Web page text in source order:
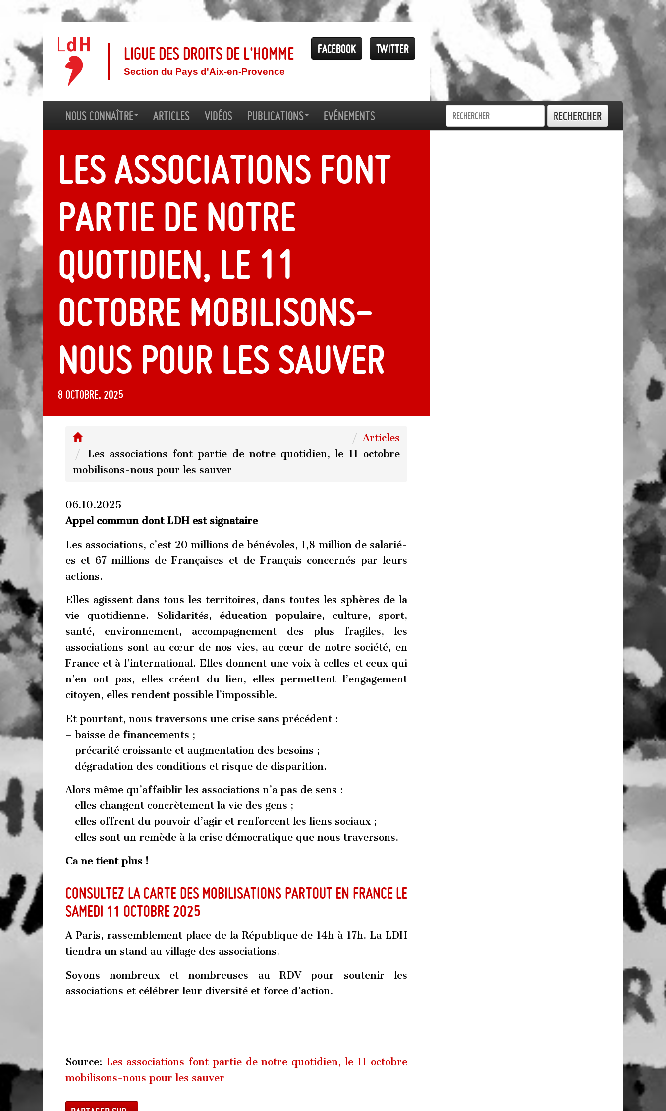
Twitter
Facebook
Ligue des droits de l'Homme
Section du Pays d'Aix-en-Provence
Nous connaître Articles Vidéos Publications Evénements Rechercher
Les associations font
partie de notre
quotidien, le 11
octobre mobilisons-
nous pour les sauver
8 octobre, 2025
Articles
Les associations font partie de notre quotidien, le 11 octobre
mobilisons-nous pour les sauver
06.10.2025
Appel commun dont LDH est signataire
Les associations, c’est 20 millions de bénévoles, 1,8 million de salarié-
es et 67 millions de Françaises et de Français concernés par leurs
actions.
Elles agissent dans tous les territoires, dans toutes les sphères de la
vie quotidienne. Solidarités, éducation populaire, culture, sport,
santé, environnement, accompagnement des plus fragiles, les
associations sont au cœur de nos vies, au cœur de notre société, en
France et à l’international. Elles donnent une voix à celles et ceux qui
n’en ont pas, elles créent du lien, elles permettent l’engagement
citoyen, elles rendent possible l’impossible.
Et pourtant, nous traversons une crise sans précédent :
– baisse de financements ;
– précarité croissante et augmentation des besoins ;
– dégradation des conditions et risque de disparition.
Alors même qu’affaiblir les associations n’a pas de sens :
– elles changent concrètement la vie des gens ;
– elles offrent du pouvoir d’agir et renforcent les liens sociaux ;
– elles sont un remède à la crise démocratique que nous traversons.
Ca ne tient plus !
Consultez la carte des mobilisations partout en France le
samedi 11 octobre 2025
A Paris, rassemblement place de la République de 14h à 17h. La LDH
tiendra un stand au village des associations.
Soyons nombreux et nombreuses au RDV pour soutenir les
associations et célébrer leur diversité et force d’action.
Source: Les associations font partie de notre quotidien, le 11 octobre
mobilisons-nous pour les sauver